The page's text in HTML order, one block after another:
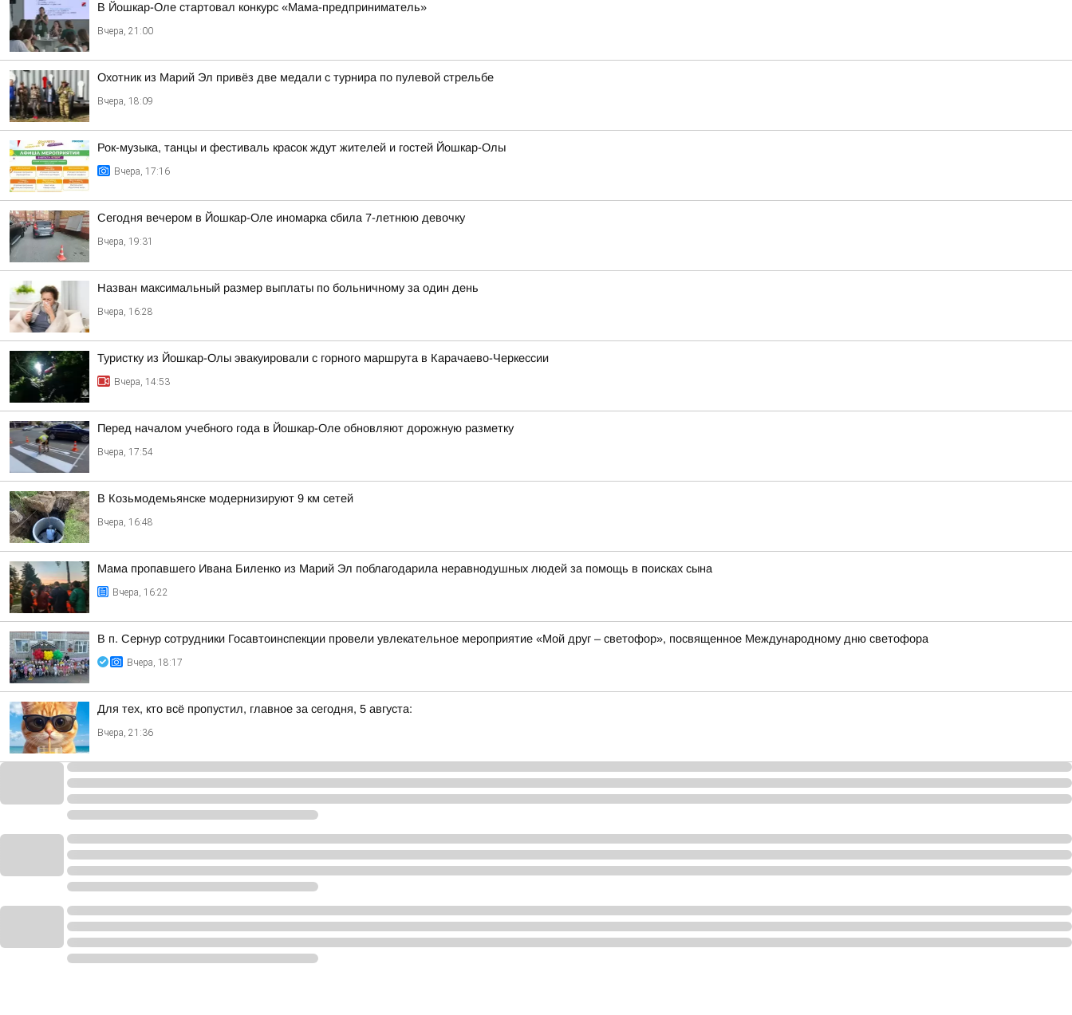
В Йошкар-Оле стартовал конкурс «Мама-предприниматель»
Вчера, 21:00
Охотник из Марий Эл привёз две медали с турнира по пулевой стрельбе
Вчера, 18:09
Рок-музыка, танцы и фестиваль красок ждут жителей и гостей Йошкар-Олы
Вчера, 17:16
Сегодня вечером в Йошкар-Оле иномарка сбила 7-летнюю девочку
Вчера, 19:31
Назван максимальный размер выплаты по больничному за один день
Вчера, 16:28
Туристку из Йошкар-Олы эвакуировали с горного маршрута в Карачаево-Черкессии
Вчера, 14:53
Перед началом учебного года в Йошкар-Оле обновляют дорожную разметку
Вчера, 17:54
В Козьмодемьянске модернизируют 9 км сетей
Вчера, 16:48
Мама пропавшего Ивана Биленко из Марий Эл поблагодарила неравнодушных людей за помощь в поисках сына
Вчера, 16:22
В п. Сернур сотрудники Госавтоинспекции провели увлекательное мероприятие «Мой друг – светофор», посвященное Международному дню светофора
Вчера, 18:17
Для тех, кто всё пропустил, главное за сегодня, 5 августа:
Вчера, 21:36